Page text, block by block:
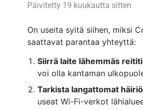
Päivitetty 19 kuukautta sitten
On useita syitä siihen, miksi
saattavat parantaa yhteyttä:
Siirrä laite lähemmäs
voi olla kantaman
Tarkista langattomat
useat Wi-Fi-verkot